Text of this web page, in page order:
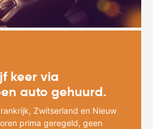
keer via
auto gehuurd.
Zwitserland en Nieuw
prima geregeld, geen